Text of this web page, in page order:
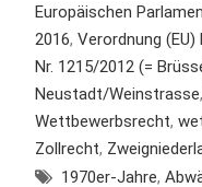
Europäischen
2016, Verordnung (EU)
Nr. 1215/2012 (=
Neustadt/Weinstrasse,
Wettbewerbsrecht,
Zollrecht,
1970er-Jahre,